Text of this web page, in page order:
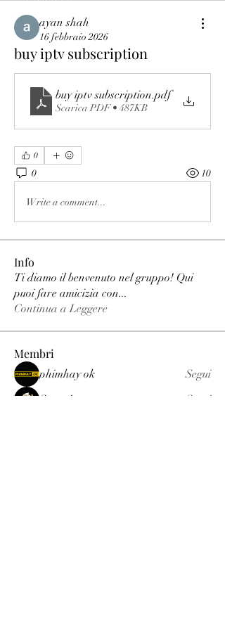
ayan shah
16 febbraio 2026
buy iptv subscription
buy iptv subscription.pdf
Scarica PDF • 487KB
0
0 10
Write a comment...
Info
Ti diamo il benvenuto nel gruppo! Qui
puoi fare amicizia con...
Continua a Leggere
Membri
phimhay ok
Segui
Sun win
Segui